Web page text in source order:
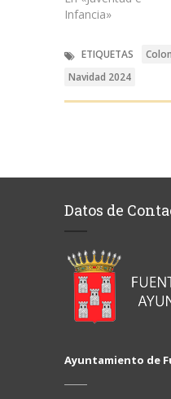
Infancia»
ETIQUETAS
Navidad 2024
Datos de
Ayuntamiento de